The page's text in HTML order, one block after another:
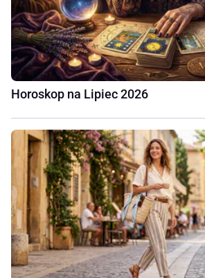
Horoskop na Lipiec 2026